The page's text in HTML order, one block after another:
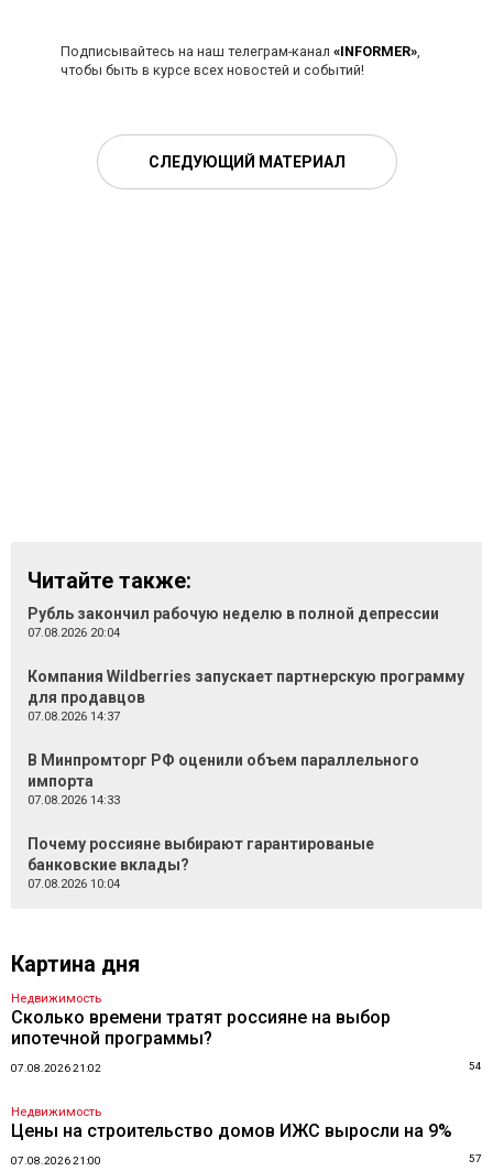
Подписывайтесь на наш телеграм-канал «INFORMER»,
чтобы быть в курсе всех новостей и событий!
СЛЕДУЮЩИЙ МАТЕРИАЛ
Читайте также:
Рубль закончил рабочую неделю в полной депрессии
07.08.2026 20:04
Компания Wildberries запускает партнерскую программу
для продавцов
07.08.2026 14:37
В Минпромторг РФ оценили объем параллельного
импорта
07.08.2026 14:33
Почему россияне выбирают гарантированые
банковские вклады?
07.08.2026 10:04
Картина дня
Недвижимость
Сколько времени тратят россияне на выбор
ипотечной программы?
07.08.2026 21:02 54
Недвижимость
Цены на строительство домов ИЖС выросли на 9%
07.08.2026 21:00 57